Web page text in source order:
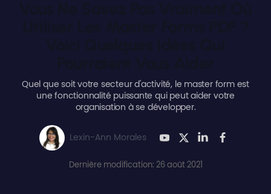
Quel que soit votre secteur d'activité, le master form est
une fonctionnalité puissante qui peut aider votre
organisation à se développer.
Lexin-Ann Morales
Dernière modification: 26 août 2021